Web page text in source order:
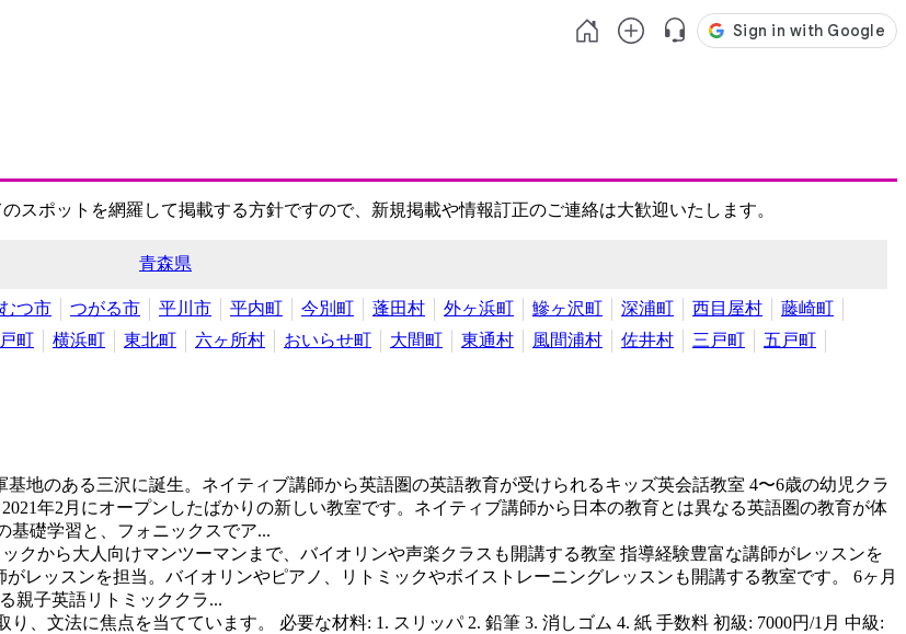
ポットを網羅して掲載する方針ですので、新規掲載や情報訂正のご連絡は大歓迎いたします。
青森県
むつ市 つがる市 平川市 平内町 今別町 蓬田村 外ヶ浜町 鰺ヶ沢町 深浦町 西目屋村
藤崎町
町 横浜町 東北町 六ヶ所村 おいらせ町 大間町 東通村 風間浦村 佐井村 三戸町
五戸町
基地のある三沢に誕生。ネイティブ講師から英語圏の英語教育が受けられるキッズ英会話教室 4〜6歳の幼児クラ
年2月にオープンしたばかりの新しい教室です。ネイティブ講師から日本の教育とは異なる英語圏の教育が体
基礎学習と、フォニックスでア...
クから大人向けマンツーマンまで、バイオリンや声楽クラスも開講する教室 指導経験豊富な講師がレッスンを
レッスンを担当。バイオリンやピアノ、リトミックやボイストレーニングレッスンも開講する教室です。 6ヶ月
親子英語リトミッククラ...
り、文法に焦点を当てています。 必要な材料: 1. スリッパ 2. 鉛筆 3. 消しゴム 4. 紙 手数料 初級: 7000円/1月 中級: